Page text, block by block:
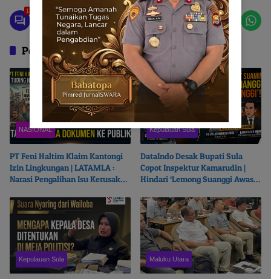
13
Pos Terkait
NASIONAL
PT Feni Haltim Klaim Kantongi
Izin Lingkungan | LATAMLA :
Narasi Pengalihan Isu Kerusakan
Dokumen ke Publik
Kepulauan Sula
DataIndo Desak Bupati Sula
Copot Inspektur Kamarudin |
Hindari ‘Lemong Suanggi Awasi
Kepulauan Sula Maluku Utara